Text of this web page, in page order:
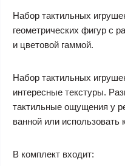
Набор тактильных
геометрических фигур с
и цветовой гаммой.
Набор тактильных
интересные текстуры.
тактильные ощущения у
ванной или использовать
В комплект входит: